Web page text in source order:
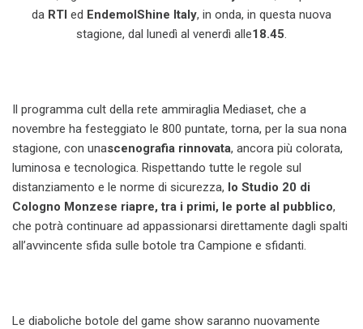
da RTI ed EndemolShine Italy, in onda, in questa nuova
stagione, dal lunedì al venerdì alle18.45.
Il programma cult della rete ammiraglia Mediaset, che a
novembre ha festeggiato le 800 puntate, torna, per la sua nona
stagione, con unascenografia rinnovata, ancora più colorata,
luminosa e tecnologica. Rispettando tutte le regole sul
distanziamento e le norme di sicurezza, lo Studio 20 di
Cologno Monzese riapre, tra i primi, le porte al pubblico,
che potrà continuare ad appassionarsi direttamente dagli spalti
all’avvincente sfida sulle botole tra Campione e sfidanti.
Le diaboliche botole del game show saranno nuovamente